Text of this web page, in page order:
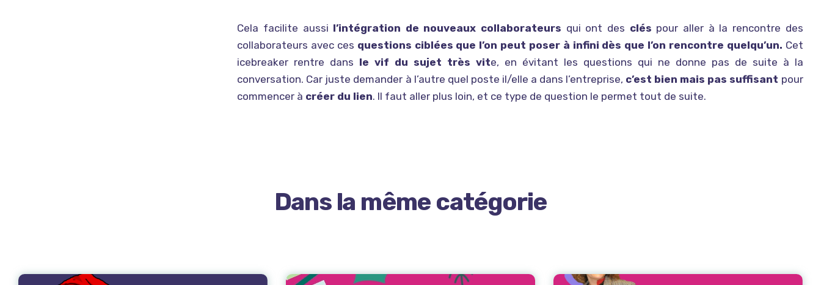
Cela facilite aussi l’intégration de nouveaux collaborateurs qui ont des clés pour aller à la rencontre des
collaborateurs avec ces questions ciblées que l’on peut poser à infini dès que l’on rencontre quelqu’un. Cet
icebreaker rentre dans le vif du sujet très vite, en évitant les questions qui ne donne pas de suite à la
conversation. Car juste demander à l’autre quel poste il/elle a dans l’entreprise, c’est bien mais pas suffisant pour
commencer à créer du lien. Il faut aller plus loin, et ce type de question le permet tout de suite.
Dans la même catégorie